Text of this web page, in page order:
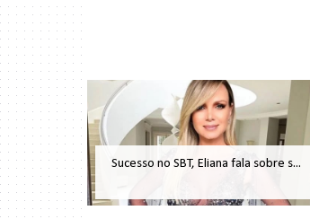
Sucesso no SBT, Eliana fala sobre s...